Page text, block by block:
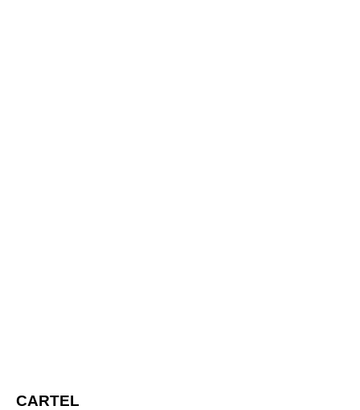
CARTEL